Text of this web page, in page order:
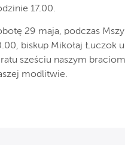
17.00.
29 maja, podczas Mszy
biskup Mikołaj Łuczok
sześciu naszym
modlitwie.